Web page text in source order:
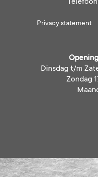
Privacy statement
Dinsdag t/m
Zondag